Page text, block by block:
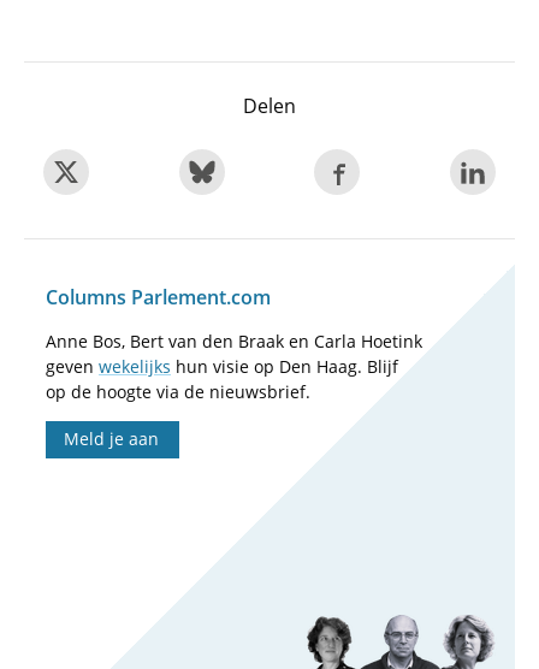
Delen
Columns Parlement.com
Anne Bos, Bert van den Braak en Carla Hoetink
geven wekelijks hun visie op Den Haag. Blijf
op de hoogte via de nieuwsbrief.
Meld je aan